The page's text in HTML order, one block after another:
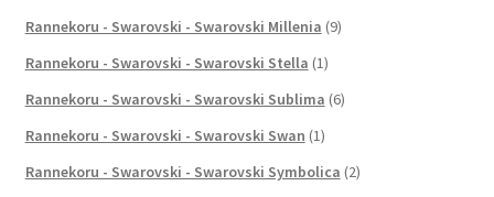
Rannekoru - Swarovski - Swarovski Millenia (9)
Rannekoru - Swarovski - Swarovski Stella (1)
Rannekoru - Swarovski - Swarovski Sublima (6)
Rannekoru - Swarovski - Swarovski Swan (1)
Rannekoru - Swarovski - Swarovski Symbolica (2)